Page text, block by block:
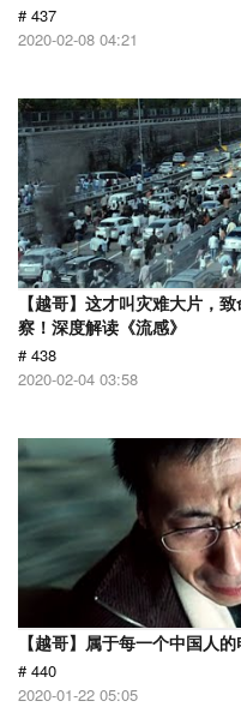
# 437
2020-02-08 04:21
【越哥】这才叫灾难大片，
察！深度解读《流感》
# 438
2020-02-04 03:58
【越哥】属于每一个中国人
# 440
2020-01-22 05:05